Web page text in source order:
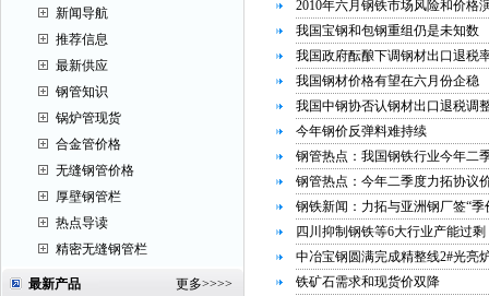
新闻导航
推荐信息
最新供应
钢管知识
锅炉管现货
合金管价格
无缝钢管价格
厚壁钢管栏
热点导读
精密无缝钢管栏
最新产品 更多>>>>
2010年六月钢铁市场风险和价格
我国宝钢和包钢重组仍是未知数
我国政府酝酿下调钢材出口退税
我国钢材价格有望在六月份企稳
我国中钢协否认钢材出口退税调
今年钢价反弹料难持续
钢管热点：我国钢铁行业今年二
钢管热点：今年二季度力拓协议
钢铁新闻：力拓与亚洲钢厂签“季
四川抑制钢铁等6大行业产能过剩
中冶宝钢圆满完成精整线2#光亮
铁矿石需求和现货价双降